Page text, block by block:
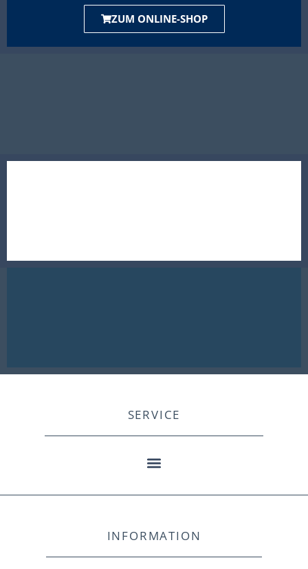
ZUM ONLINE-SHOP
SERVICE
INFORMATION